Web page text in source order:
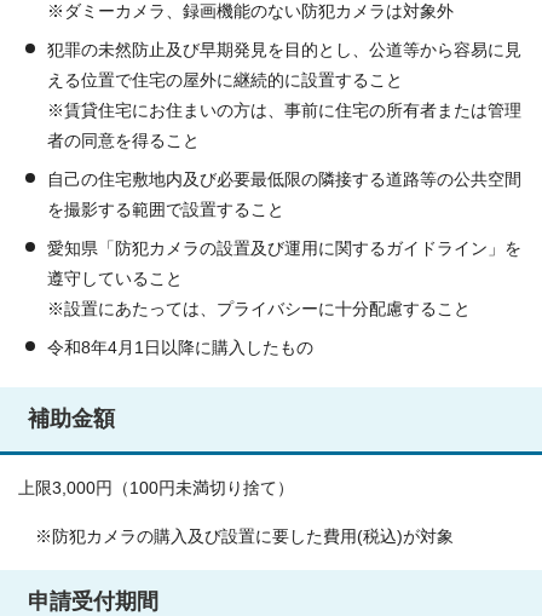
※ダミーカメラ、録画機能のない防犯カメラは対象外
犯罪の未然防止及び早期発見を目的とし、公道等から容易に見
える位置で住宅の屋外に継続的に設置すること
※賃貸住宅にお住まいの方は、事前に住宅の所有者または管理
者の同意を得ること
自己の住宅敷地内及び必要最低限の隣接する道路等の公共空間
を撮影する範囲で設置すること
愛知県「防犯カメラの設置及び運用に関するガイドライン」を
遵守していること
※設置にあたっては、プライバシーに十分配慮すること
令和8年4月1日以降に購入したもの
補助金額
上限3,000円（100円未満切り捨て）
※防犯カメラの購入及び設置に要した費用(税込)が対象
申請受付期間